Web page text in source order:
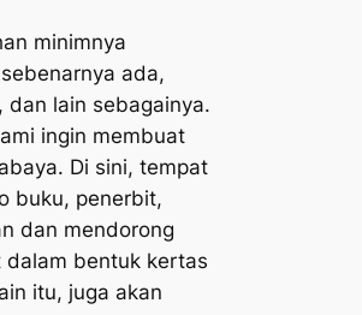
minimnya
ada,
lain sebagainya.
ingin membuat
Di sini, tempat
buku, penerbit,
dan mendorong
bentuk kertas
itu, juga akan